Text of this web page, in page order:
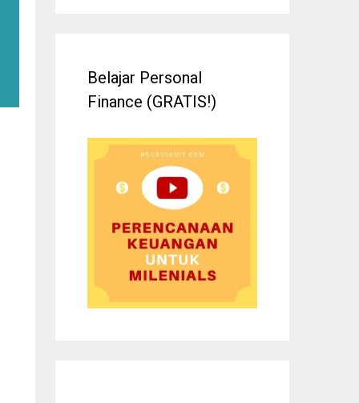
Belajar Personal
Finance (GRATIS!)